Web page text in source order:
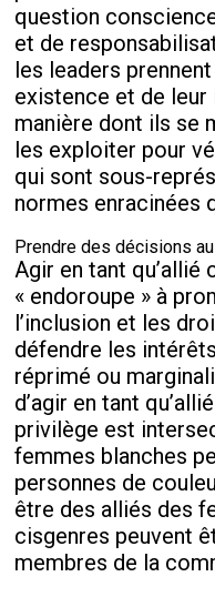
question
et de
les leaders
existence et de
manière dont ils se
les exploiter pour
qui sont sous-
normes enracinées
Prendre des décisions
Agir en tant qu’allié
« endoroupe » à
l’inclusion et les
défendre les
réprimé ou
d’agir en tant
privilège est
femmes blanches
personnes de
être des alliés des
cisgenres peuvent
membres de la